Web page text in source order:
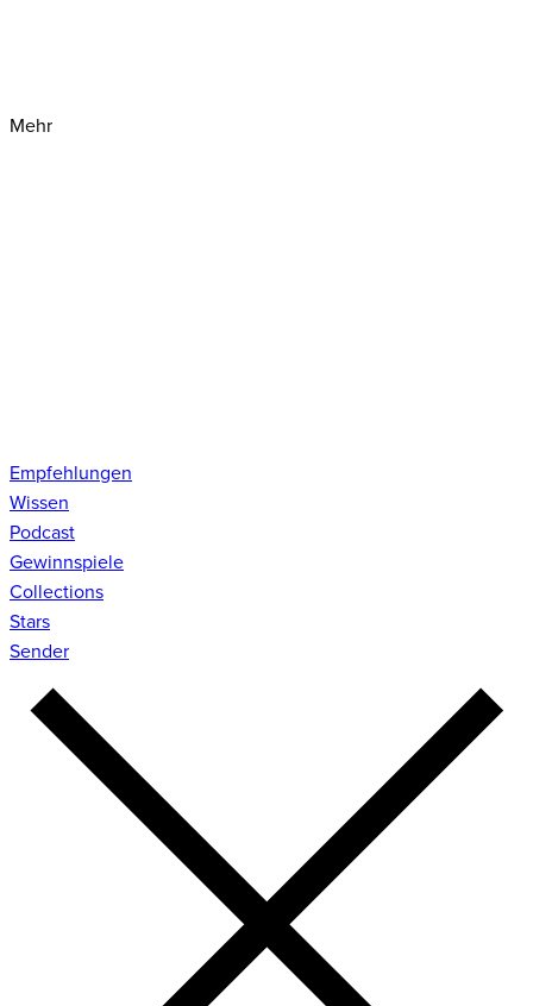
Mehr
Empfehlungen
Wissen
Podcast
Gewinnspiele
Collections
Stars
Sender